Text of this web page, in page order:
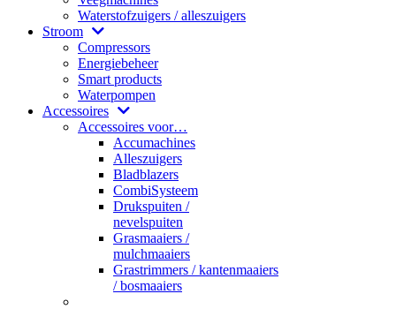
Waterstofzuigers / alleszuigers
Stroom
Compressors
Energiebeheer
Smart products
Waterpompen
Accessoires
Accessoires voor…
Accumachines
Alleszuigers
Bladblazers
CombiSysteem
Drukspuiten /
nevelspuiten
Grasmaaiers /
mulchmaaiers
Grastrimmers / kantenmaaiers
/ bosmaaiers